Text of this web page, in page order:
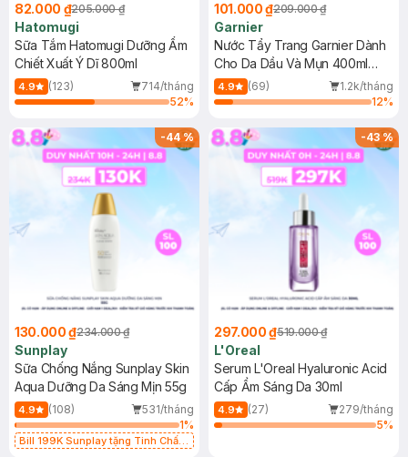
82.000 ₫205.000 ₫
Hatomugi
Sữa Tắm Hatomugi Dưỡng Ẩm
Chiết Xuất Ý Dĩ 800ml
4.9 (123)
714/tháng
52%
101.000 ₫209.000 ₫
Garnier
Nước Tẩy Trang Garnier Dành
Cho Da Dầu Và Mụn 400ml
(Mới)
4.9 (69)
1.2k/tháng
12%
-44%
130.000 ₫234.000 ₫
Sunplay
Sữa Chống Nắng Sunplay Skin
Aqua Dưỡng Da Sáng Mịn 55g
4.9 (108)
531/tháng
1%
Bill 199K Sunplay tặng Tinh Chất
-43%
297.000 ₫519.000 ₫
L'Oreal
Serum L'Oreal Hyaluronic Acid
Cấp Ẩm Sáng Da 30ml
4.9 (27)
279/tháng
5%